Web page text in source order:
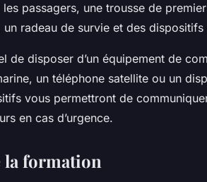
passagers, une trousse de
radeau de survie et des dispositifs
de disposer d’un équipement de
un téléphone satellite ou un
vous permettront de
en cas d’urgence.
la formation